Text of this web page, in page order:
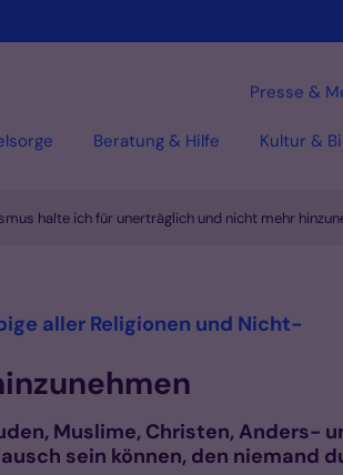
Beratung & Hilfe Kultur &
Presse &
halte ich für unerträglich und nicht mehr
aller Religionen und Nicht-
Muslime, Christen, Anders-
sein können, den niemand